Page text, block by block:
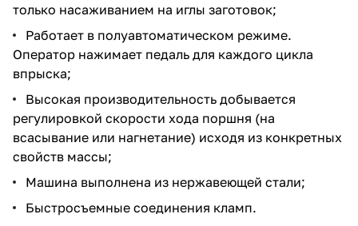
только насаживанием на иглы заготовок;
Работает в полуавтоматическом режиме.
Оператор нажимает педаль для каждого цикла
впрыска;
Высокая производительность добывается
регулировкой скорости хода поршня (на
всасывание или нагнетание) исходя из конкретных
свойств массы;
Машина выполнена из нержавеющей стали;
Быстросъемные соединения кламп.